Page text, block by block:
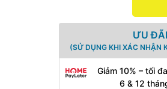
ƯU
(SỬ DỤNG KHI XÁC NHẬN
Giảm 10% – tối
6 & 12